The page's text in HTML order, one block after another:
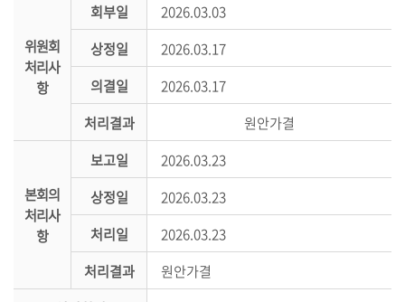
록
보
위원회
처리사
항
회부일
2026.03.03
상정일
2026.03.17
의결일
2026.03.17
처리결과
원안가결
본회의
처리사
항
보고일
2026.03.23
상정일
2026.03.23
처리일
2026.03.23
처리결과
원안가결